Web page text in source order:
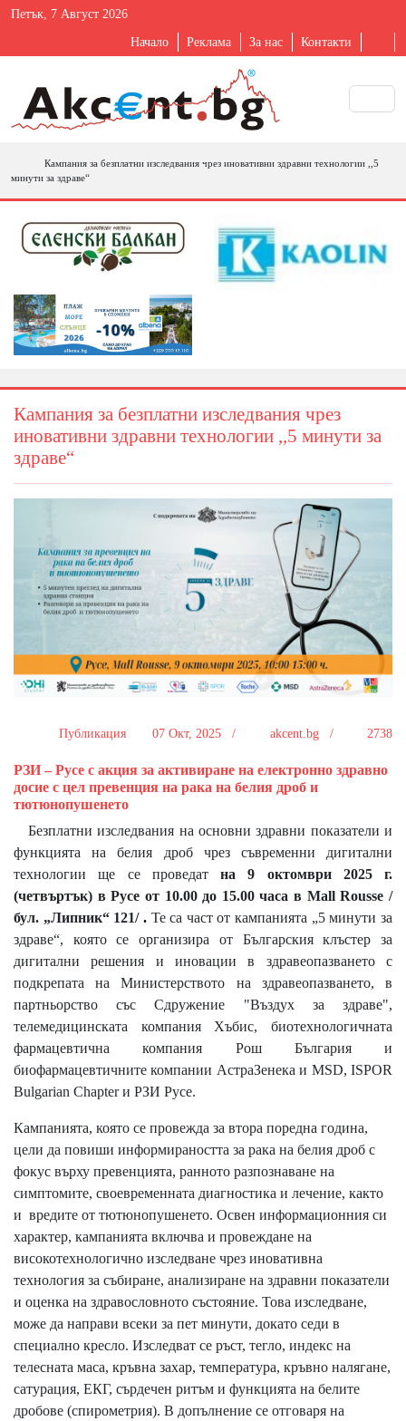
Петък, 7 Август 2026
Начало Реклама За нас Контакти
Кампания за безплатни изследвания чрез иновативни здравни технологии ,,5
минути за здраве“
Кампания за безплатни изследвания чрез
иновативни здравни технологии ,,5 минути за
здраве“
Публикация 07 Окт, 2025 / akcent.bg / 2738
РЗИ – Русе с акция за активиране на електронно здравно
досие с цел превенция на рака на белия дроб и
тютюнопушенето
Безплатни изследвания на основни здравни показатели и
функцията на белия дроб чрез съвременни дигитални
технологии ще се проведат
на 9 октомври 2025 г.
(четвъртък) в Русе от 10.00 до 15.00 часа в Mall Rousse /
бул. „Липник“ 121/ . Те са част от кампанията „5 минути за
здраве“, която се организира от Българския клъстер за
дигитални решения и иновации в здравеопазването с
подкрепата на Министерството на здравеопазването, в
партньорство със Сдружение "Въздух за здраве",
телемедицинската компания Хъбис, биотехнологичната
фармацевтична компания Рош България и
биофармацевтичните компании АстраЗенека и MSD, ISPOR
Bulgarian Chapter и РЗИ Русе.
Кампанията, която се провежда за втора поредна година,
цели да повиши информираността за рака на белия дроб с
фокус върху превенцията, ранното разпознаване на
симптомите, своевременната диагностика и лечение, както
и вредите от тютюнопушенето. Освен информационния си
характер, кампанията включва и провеждане на
високотехнологично изследване чрез иновативна
технология за събиране, анализиране на здравни показатели
и оценка на здравословното състояние. Това изследване,
може да направи всеки за пет минути, докато седи в
специално кресло. Изследват се ръст, тегло, индекс на
телесната маса, кръвна захар, температура, кръвно налягане,
сатурация, ЕКГ, сърдечен ритъм и функцията на белите
дробове (спирометрия). В допълнение се отговаря на